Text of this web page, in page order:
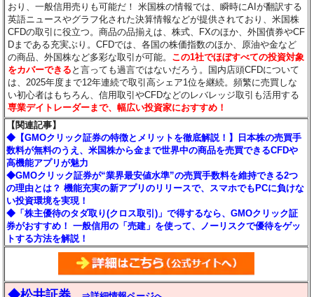
おり、一般信用売りも可能だ！ 米国株の情報では、瞬時にAIが翻訳する
英語ニュースやグラフ化された決算情報などが提供されており、米国株
CFDの取引に役立つ。商品の品揃えは、株式、FXのほか、外国債券やCF
Dまである充実ぶり。CFDでは、各国の株価指数のほか、原油や金など
の商品、外国株など多彩な取引が可能。 この1社でほぼすべての投資対象
をカバーできる と言っても過言ではないだろう。国内店頭CFDについて
は、2025年度まで12年連続で取引高シェア1位を継続。頻繁に売買しな
い初心者はもちろん、信用取引やCFDなどのレバレッジ取引も活用する
専業デイトレーダーまで、幅広い投資家におすすめ！
【関連記事】
◆【GMOクリック証券の特徴とメリットを徹底解説！】日本株の売買手
数料が無料のうえ、米国株から金まで世界中の商品を売買できるCFDや
高機能アプリが魅力
◆GMOクリック証券が“業界最安値水準”の売買手数料を維持できる2つ
の理由とは？ 機能充実の新アプリのリリースで、スマホでもPCに負けな
い投資環境を実現！
◆「株主優待のタダ取り(クロス取引)」で得するなら、GMOクリック証
券がおすすめ！ 一般信用の「売建」を使って、ノーリスクで優待をゲッ
トする方法を解説！